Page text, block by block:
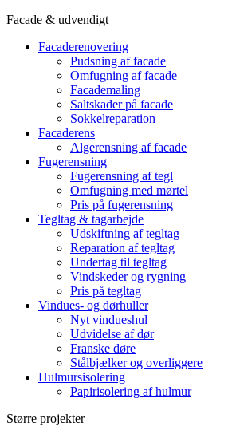
Facade & udvendigt
Facaderenovering
Pudsning af facade
Omfugning af facade
Facademaling
Saltskader på facade
Sokkelreparation
Facaderens
Algerensning af facade
Fugerensning
Fugerensning af tegl
Omfugning med mørtel
Pris på fugerensning
Tegltag & tagarbejde
Udskiftning af tegltag
Reparation af tegltag
Undertag til tegltag
Vindskeder og rygning
Pris på tegltag
Vindues- og dørhuller
Nyt vindueshul
Udvidelse af dør
Franske døre
Stålbjælker og overliggere
Hulmursisolering
Papirisolering af hulmur
Større projekter